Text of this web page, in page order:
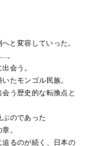
と変容していった。
。
会う。
たモンゴル民族。
う歴史的な転換点と
のであった
。
るのが続く、日本の